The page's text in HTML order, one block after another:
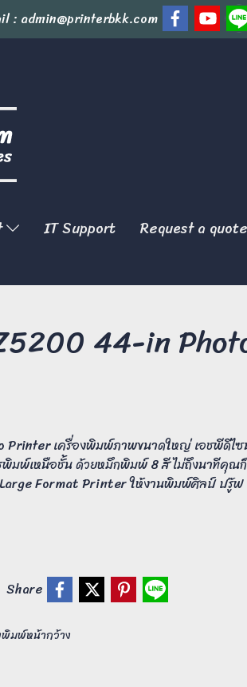
: admin@printerbkk.com
IT Support Request a quote
44-in
เครื่องพิมพ์ภาพขนาดใหญ่ เอชพีดีไ
มพ์เหนือชั้น ด้วยหมึกพิมพ์ 8 สี ไม่ถึงนาทีคุณ
Format Printer ให้งานพิมพ์ศิลป์ ปรู๊
Share
พิมพ์หน้ากว้าง